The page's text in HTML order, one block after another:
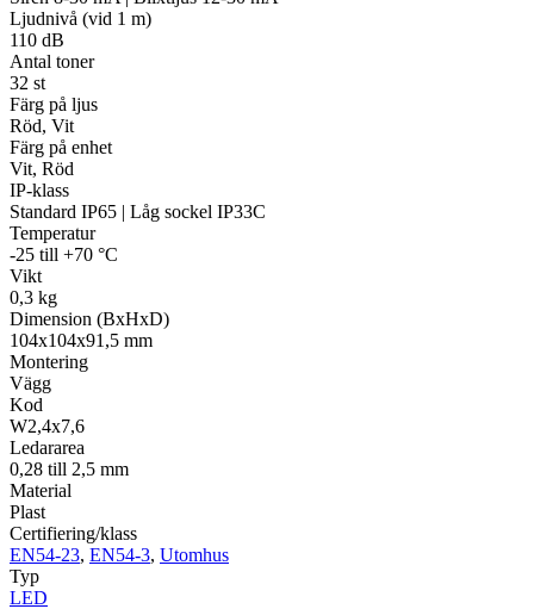
Ljudnivå (vid 1 m)
110 dB
Antal toner
32 st
Färg på ljus
Röd, Vit
Färg på enhet
Vit, Röd
IP-klass
Standard IP65 | Låg sockel IP33C
Temperatur
-25 till +70 °C
Vikt
0,3 kg
Dimension (BxHxD)
104x104x91,5 mm
Montering
Vägg
Kod
W2,4x7,6
Ledararea
0,28 till 2,5 mm
Material
Plast
Certifiering/klass
EN54-23, EN54-3, Utomhus
Typ
LED